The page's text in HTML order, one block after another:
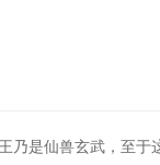
乃是仙兽玄武，至